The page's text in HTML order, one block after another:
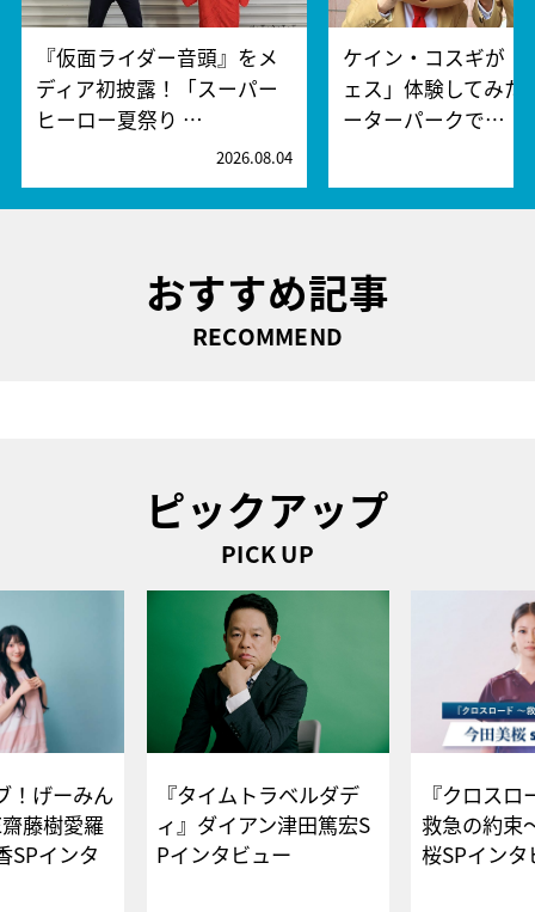
『仮面ライダー音頭』をメ
ディア初披露！「スーパー
ヒーロー夏祭り …
2026.08.04
ケイン・コスギが「
ェス」体験してみた
ーターパークで…
おすすめ記事
RECOMMEND
ピックアップ
PICK UP
！げーみん
藤樹愛羅
SPインタ
『タイムトラベルダデ
ィ』ダイアン津田篤宏S
Pインタビュー
『クロス
救急の約束
桜SPイ